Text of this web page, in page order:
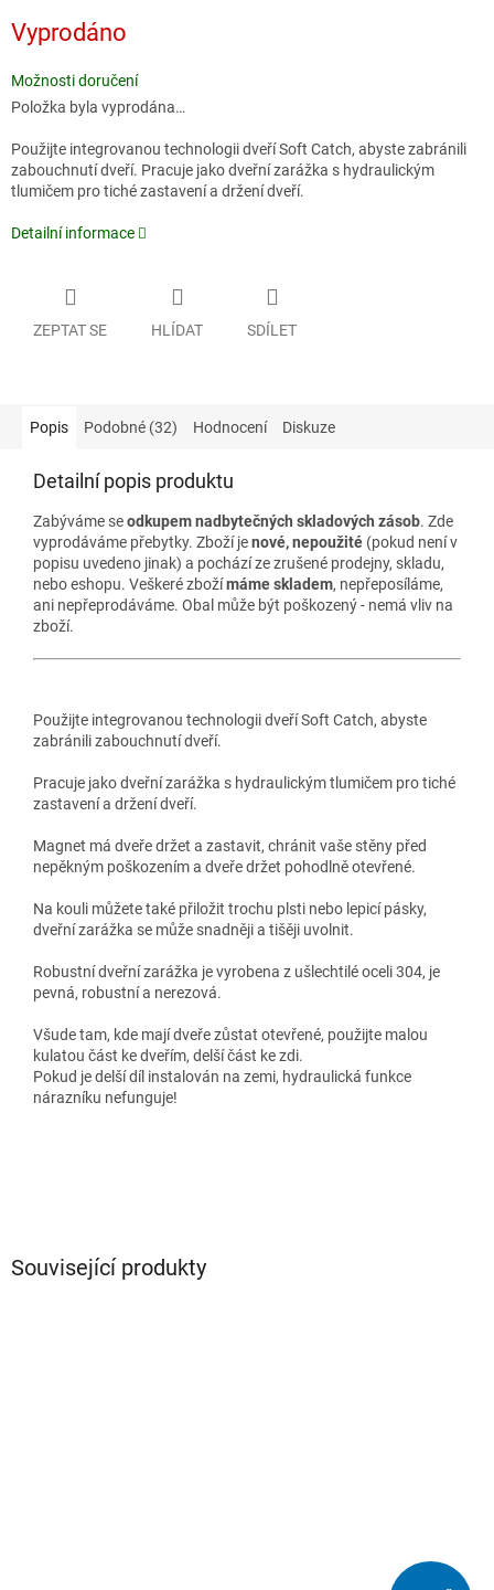
cena:
Vyprodáno
Možnosti doručení
Položka byla vyprodána…
Použijte integrovanou technologii dveří Soft Catch, abyste zabránili
zabouchnutí dveří. Pracuje jako dveřní zarážka s hydraulickým
tlumičem pro tiché zastavení a držení dveří.
Detailní informace
ZEPTAT SE HLÍDAT SDÍLET
Popis Podobné (32) Hodnocení Diskuze
Detailní popis produktu
Zabýváme seodkupem nadbytečných skladových zásob. Zde
vyprodáváme přebytky. Zboží jenové, nepoužité (pokud není v
popisu uvedeno jinak) a pochází ze zrušené prodejny, skladu,
nebo eshopu. Veškeré zbožímáme skladem, nepřeposíláme,
ani nepřeprodáváme. Obal může být poškozený - nemá vliv na
zboží.
Použijte integrovanou technologii dveří Soft Catch, abyste
zabránili zabouchnutí dveří.
Pracuje jako dveřní zarážka s hydraulickým tlumičem pro tiché
zastavení a držení dveří.
Magnet má dveře držet a zastavit, chránit vaše stěny před
nepěkným poškozením a dveře držet pohodlně otevřené.
Na kouli můžete také přiložit trochu plsti nebo lepicí pásky,
dveřní zarážka se může snadněji a tišěji uvolnit.
Robustní dveřní zarážka je vyrobena z ušlechtilé oceli 304, je
pevná, robustní a nerezová.
Všude tam, kde mají dveře zůstat otevřené, použijte malou
kulatou část ke dveřím, delší část ke zdi.
Pokud je delší díl instalován na zemi, hydraulická funkce
nárazníku nefunguje!
Související produkty